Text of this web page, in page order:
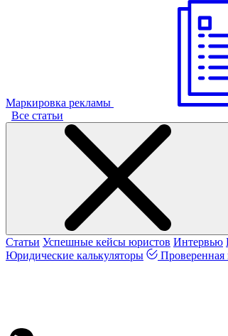
Маркировка рекламы
Все статьи
Статьи Успешные кейсы юристов Интервью
Юридические калькуляторы